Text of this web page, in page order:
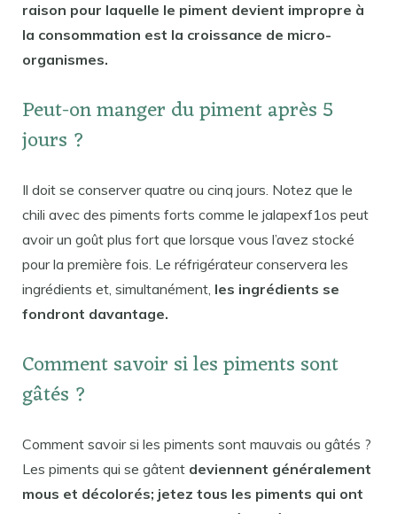
raison pour laquelle le piment devient impropre à
la consommation est la croissance de micro-
organismes.
Peut-on manger du piment après 5
jours ?
Il doit se conserver quatre ou cinq jours. Notez que le
chili avec des piments forts comme le jalapexf1os peut
avoir un goût plus fort que lorsque vous l’avez stocké
pour la première fois. Le réfrigérateur conservera les
ingrédients et, simultanément, les ingrédients se
fondront davantage.
Comment savoir si les piments sont
gâtés ?
Comment savoir si les piments sont mauvais ou gâtés ?
Les piments qui se gâtent deviennent généralement
mous et décolorés; jetez tous les piments qui ont